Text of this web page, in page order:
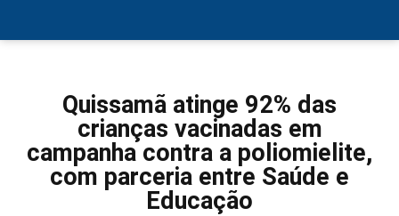
Quissamã atinge 92% das
crianças vacinadas em
campanha contra a poliomielite,
com parceria entre Saúde e
Educação